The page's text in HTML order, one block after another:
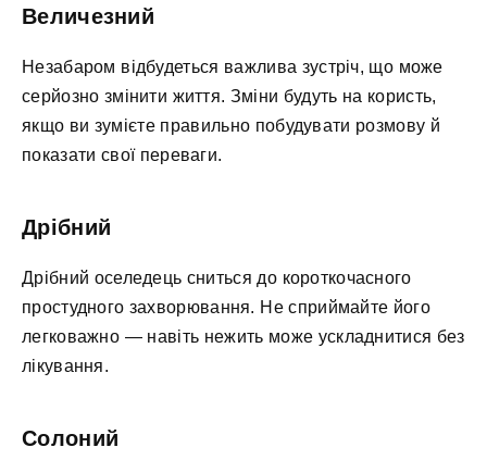
Величезний
Незабаром відбудеться важлива зустріч, що може
серйозно змінити життя. Зміни будуть на користь,
якщо ви зумієте правильно побудувати розмову й
показати свої переваги.
Дрібний
Дрібний оселедець сниться до короткочасного
простудного захворювання. Не сприймайте його
легковажно — навіть нежить може ускладнитися без
лікування.
Солоний